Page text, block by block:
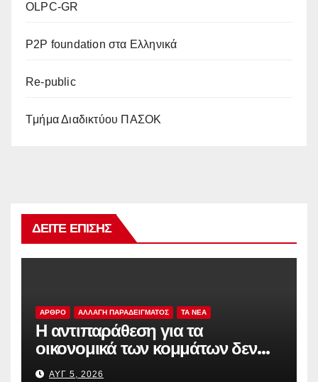
OLPC-GR
P2P foundation στα Ελληνικά
Re-public
Tμήμα Διαδικτύου ΠΑΣΟΚ
ΔΕΊΤΕ ΕΠΊΣΗΣ
ΑΡΘΡΟ ΑΛΛΑΓΗ ΠΑΡΑΔΕΙΓΜΑΤΟΣ TA NEA
Η αντιπαράθεση για τα
οικονομικά των κομμάτων δεν
αρκεί
ΑΥΓ 5, 2026